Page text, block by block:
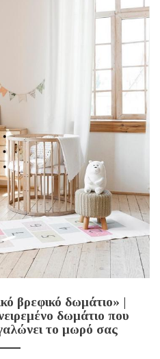
βρεφικό δωμάτιο» |
δωμάτιο που
το μωρό σας